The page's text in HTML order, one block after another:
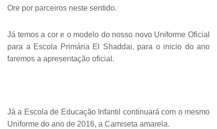
Ore por parceiros neste sentido.
Já temos a cor e o modelo do nosso novo Uniforme Oficial
para a Escola Primária El Shaddai, para o inicio do ano
faremos a apresentação oficial.
Já a Escola de Educação Infantil continuará com o mesmo
Uniforme do ano de 2016, a Camiseta amarela.